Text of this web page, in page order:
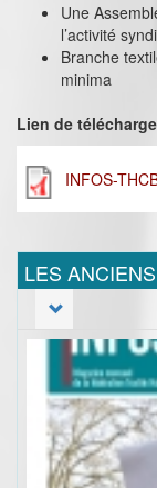
Une
l’activité
Branche
minima
Lien de
INFOS-
LES